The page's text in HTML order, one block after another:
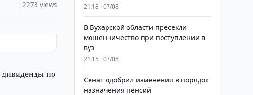
2273 views
дивиденды по
21:18 · 07/08
В Бухарской области пресекли
мошенничество при поступлении в
вуз
21:15 · 07/08
Сенат одобрил изменения в порядок
назначения пенсий